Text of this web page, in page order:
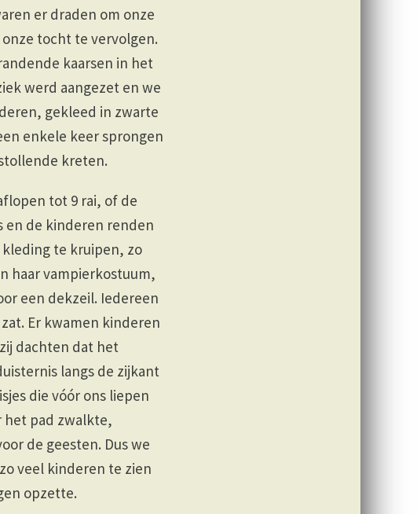
er draden om onze
tocht te vervolgen.
kaarsen in het
werd aangezet en we
gekleed in zwarte
enkele keer sprongen
kreten.
tot 9 rai, of de
en de kinderen renden
te kruipen, zo
haar vampierkostuum,
een dekzeil. Iedereen
Er kwamen kinderen
dachten dat het
langs de zijkant
die vóór ons liepen
het pad zwalkte,
de geesten. Dus we
veel kinderen te zien
opzette.